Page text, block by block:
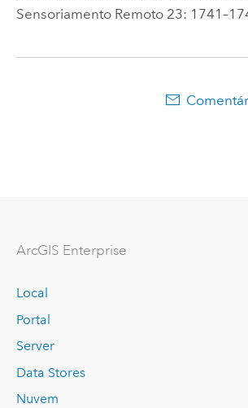
Sensoriamento Remoto 23:
ArcGIS Enterprise
Local
Portal
Server
Data Stores
Nuvem